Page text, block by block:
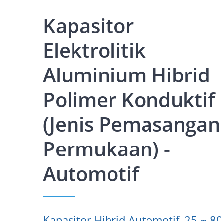
Kapasitor
Elektrolitik
Aluminium Hibrid
Polimer Konduktif
(Jenis Pemasangan
Permukaan) -
Automotif